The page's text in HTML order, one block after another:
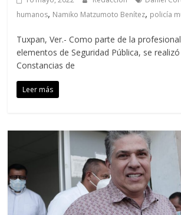
humanos, Namiko Matzumoto Benítez, policía
Tuxpan, Ver.- Como parte de la
elementos de Seguridad Pública, se
Constancias de
Leer más